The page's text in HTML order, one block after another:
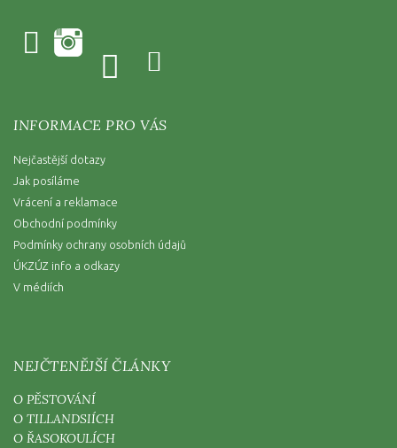
INFORMACE PRO VÁS
Nejčastější dotazy
Jak posíláme
Vrácení a reklamace
Obchodní podmínky
Podmínky ochrany osobních údajů
ÚKZÚZ info a odkazy
V médiích
NEJČTENĚJŠÍ ČLÁNKY
O PĚSTOVÁNÍ
O TILLANDSIÍCH
O ŘASOKOULÍCH